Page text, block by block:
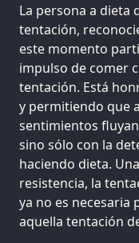
La persona a dieta
tentación,
este momento
impulso de comer
tentación. Está
y permitiendo que
sentimientos
sino sólo con la
haciendo dieta.
resistencia, la
ya no es necesaria
aquella tentación